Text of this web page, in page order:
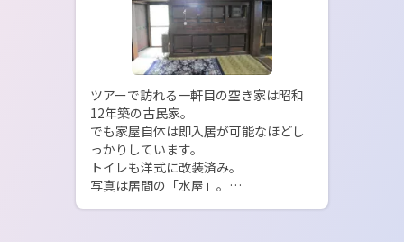
ツアーで訪れる一軒目の空き家は昭和
12年築の古民家。
でも家屋自体は即入居が可能なほどし
っかりしています。
トイレも洋式に改装済み。
写真は居間の「水屋」。